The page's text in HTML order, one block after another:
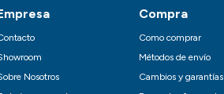
Nosotros
Compra
Como comprar
Métodos de envío
Cambios y garantías